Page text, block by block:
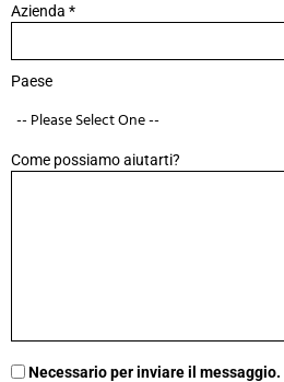
Azienda *
Paese
Come possiamo aiutarti?
Necessario per inviare il messaggio.